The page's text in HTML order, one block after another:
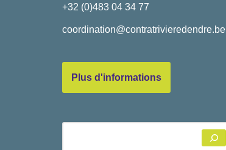
+32 (0)483 04 34 77
coordination@contratrivieredendre.be
Plus d'informations